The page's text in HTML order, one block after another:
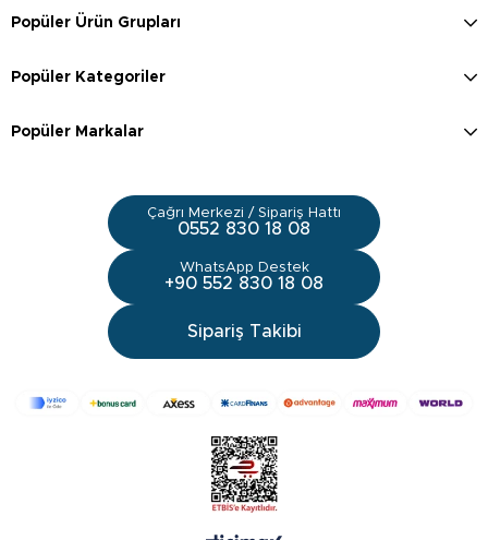
Popüler Ürün Grupları
Popüler Kategoriler
Popüler Markalar
Çağrı Merkezi / Sipariş Hattı
0552 830 18 08
WhatsApp Destek
+90 552 830 18 08
Sipariş Takibi